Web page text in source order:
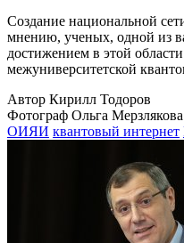
Создание национальной
мнению, ученых, одной из
достижением в этой области
межуниверситетской
Автор Кирилл Тодоров
Фотограф Ольга Мерзлякова
ОИЯИ квантовый интернет